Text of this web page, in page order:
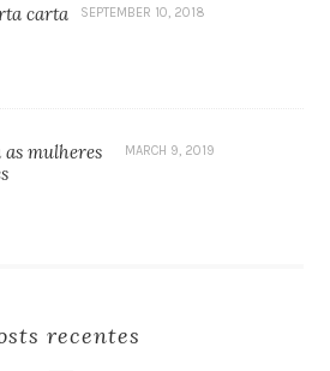
carta SEPTEMBER 10, 2018
as mulheres
MARCH 9, 2019
recentes